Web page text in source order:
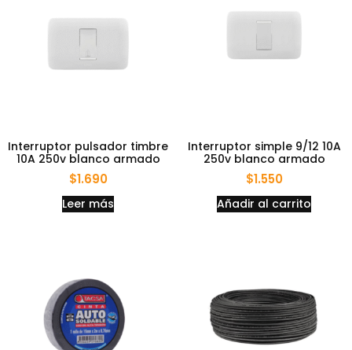
Interruptor pulsador timbre
10A 250v blanco armado
$1.690
Leer más
Interruptor simple 9/12 10A
250v blanco armado
$1.550
Añadir al carrito